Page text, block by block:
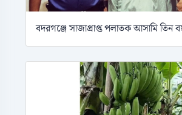
বদরগঞ্জে সাজাপ্রাপ্ত পলাতক আসামি তিন